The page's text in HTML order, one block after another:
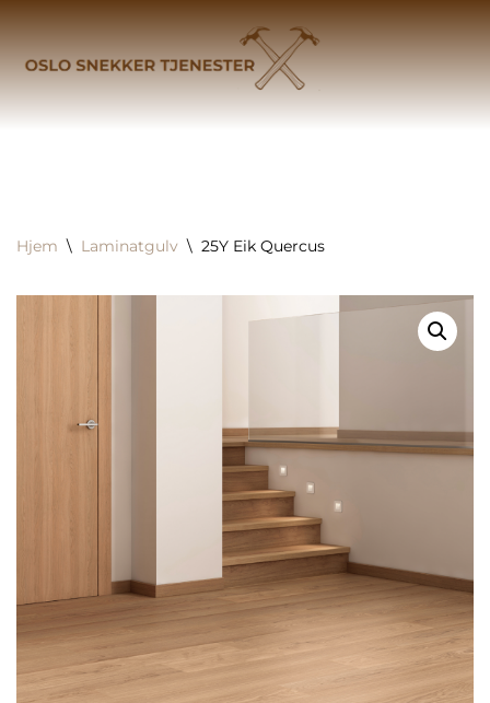
Hopp
til
innholdet
Hjem \ Laminatgulv \ 25Y Eik Quercus